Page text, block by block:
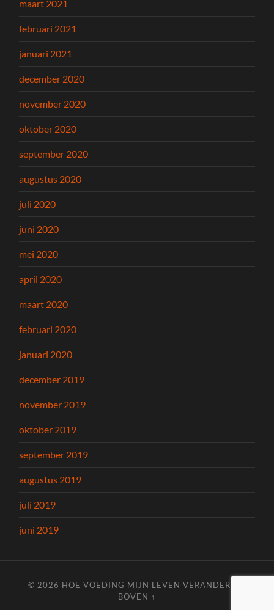
maart 2021
februari 2021
januari 2021
december 2020
november 2020
oktober 2020
september 2020
augustus 2020
juli 2020
juni 2020
mei 2020
april 2020
maart 2020
februari 2020
januari 2020
december 2019
november 2019
oktober 2019
september 2019
augustus 2019
juli 2019
juni 2019
© 2026 HOE VOEDING MIJN LEVEN VERANDERT
BOVEN ↑